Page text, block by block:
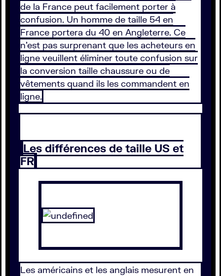
de la France peut facilement porter à
confusion. Un homme de taille 54 en
France portera du 40 en Angleterre. Ce
n’est pas surprenant que les acheteurs en
ligne veuillent éliminer toute confusion sur
la conversion taille chaussure ou de
vêtements quand ils les commandent en
ligne.
Les différences de taille US et
FR
Les américains et les anglais mesurent en